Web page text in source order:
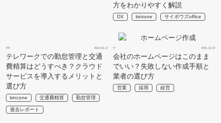
方をわかりやすく解説
DX kintone サイボウズoffice
PR 2022.01.17
テレワークでの勤怠管理と交通
費精算はどうすべき？クラウド
サービスを導入するメリットと
選び方
kincone 交通費精算 勤怠管理
過去レポート
IT 2021.12.22
会社のホームページはこのまま
でいい？失敗しない作成手順と
業者の選び方
営業 採用 経営